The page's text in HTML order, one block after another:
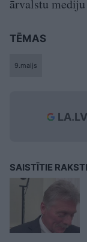
ārvalstu
TĒMAS
9.maijs
SAISTĪTIE RAKSTI